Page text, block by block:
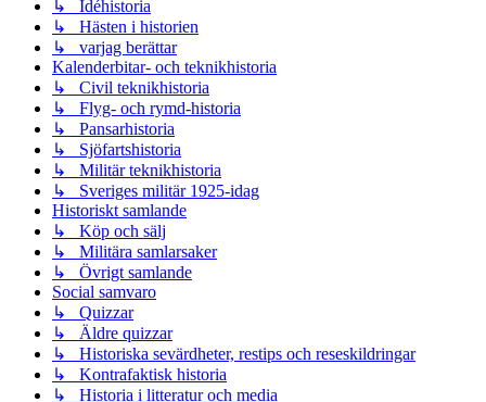
↳ Idéhistoria
↳ Hästen i historien
↳ varjag berättar
Kalenderbitar- och teknikhistoria
↳ Civil teknikhistoria
↳ Flyg- och rymd-historia
↳ Pansarhistoria
↳ Sjöfartshistoria
↳ Militär teknikhistoria
↳ Sveriges militär 1925-idag
Historiskt samlande
↳ Köp och sälj
↳ Militära samlarsaker
↳ Övrigt samlande
Social samvaro
↳ Quizzar
↳ Äldre quizzar
↳ Historiska sevärdheter, restips och reseskildringar
↳ Kontrafaktisk historia
↳ Historia i litteratur och media